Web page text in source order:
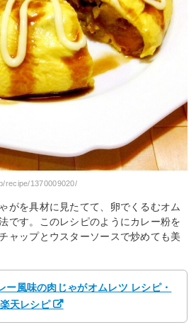
recipe/1370009020/
がを具材に見たてて、卵でくるむオム
です。このレシピのようにカレー粉を
ャップとウスターソースで炒めても美
ー風味の肉じゃがオムレツ レシピ・
天レシピ